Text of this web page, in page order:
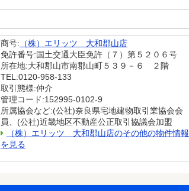
商号: （株）エリッツ 大和郡山店
免許番号:国土交通大臣免許（７）第５２０６号
所在地:大和郡山市南郡山町５３９－６ ２階
TEL:0120-958-133
取引態様:仲介
管理コード:152995-0102-9
所属協会など:(公社)奈良県宅地建物取引業協会会
員、(公社)近畿地区不動産公正取引協議会加盟
（株）エリッツ 大和郡山店のその他の物件情報
を見る